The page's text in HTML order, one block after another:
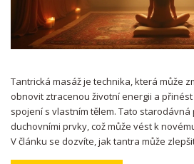
Tantrická masáž je technika, která může
obnovit ztracenou životní energii a
spojení s vlastním tělem. Tato
duchovními prvky, což může vést k
V článku se dozvíte, jak tantra může